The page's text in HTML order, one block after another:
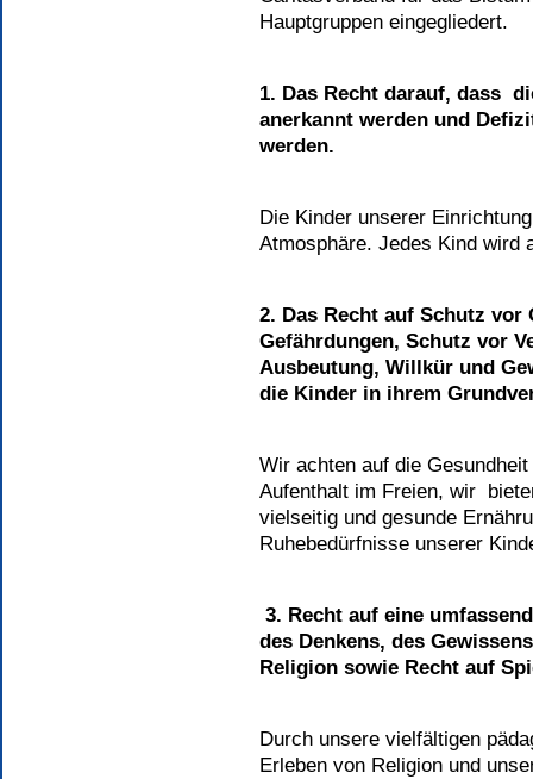
Hauptgruppen eingegliedert.
1. Das Recht darauf, dass
anerkannt werden und
werden.
Die Kinder unserer
Atmosphäre. Jedes Kind wird
2. Das Recht auf Schutz vor
Gefährdungen, Schutz vor
Ausbeutung, Willkür und
die Kinder in ihrem
Wir achten auf die
Aufenthalt im Freien, wir
vielseitig und gesunde
Ruhebedürfnisse unserer
3. Recht auf eine
des Denkens, des
Religion sowie Recht auf
Durch unsere vielfältigen
Erleben von Religion und